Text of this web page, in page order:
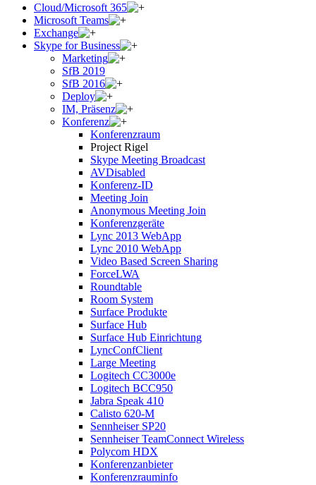
Cloud/Microsoft 365
Microsoft Teams
Exchange
Skype for Business
Marketing
SfB 2019
SfB 2016
Deploy
IM, Präsenz
Konferenz
Konferenzraum
Project Rigel
Skype Meeting Broadcast
AVDisabled
Konferenz-ID
Meeting Join
Anonymous Meeting Join
Konferenzgeräte
Lync 2013 WebApp
Lync 2010 WebApp
Video Based Screen Sharing
ForceLWA
Roundtable
Room System
Surface Produkte
Surface Hub
Surface Hub Einrichtung
LyncConfClient
Large Meeting
Logitech CC3000e
Logitech BCC950
Jabra Speak 410
Calisto 620-M
Sennheiser SP20
Sennheiser TeamConnect Wireless
Polycom HDX
Konferenzanbieter
Konferenzrauminfo